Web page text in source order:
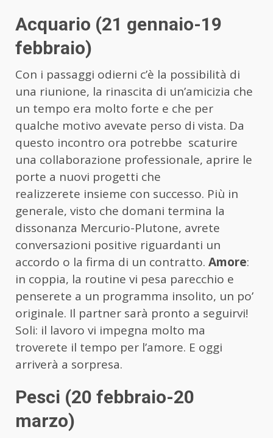
Acquario (21 gennaio-19
febbraio)
Con i passaggi odierni c’è la possibilità di
una riunione, la rinascita di un’amicizia che
un tempo era molto forte e che per
qualche motivo avevate perso di vista. Da
questo incontro ora potrebbe scaturire
una collaborazione professionale, aprire le
porte a nuovi progetti che
realizzerete insieme con successo. Più in
generale, visto che domani termina la
dissonanza Mercurio-Plutone, avrete
conversazioni positive riguardanti un
accordo o la firma di un contratto. Amore:
in coppia, la routine vi pesa parecchio e
penserete a un programma insolito, un po’
originale. Il partner sarà pronto a seguirvi!
Soli: il lavoro vi impegna molto ma
troverete il tempo per l’amore. E oggi
arriverà a sorpresa.
Pesci (20 febbraio-20
marzo)